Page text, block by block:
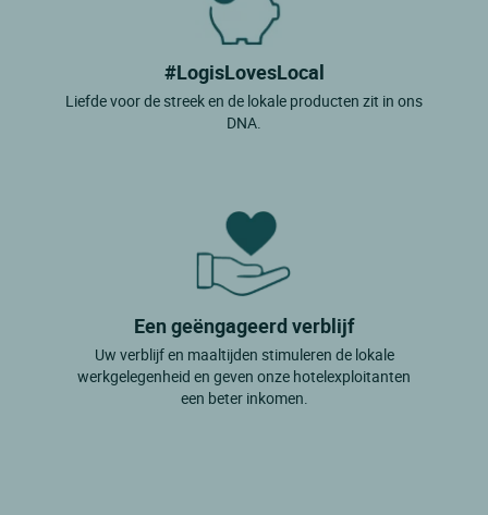
#LogisLovesLocal
Liefde voor de streek en de lokale producten zit in ons
DNA.
Een geëngageerd verblijf
Uw verblijf en maaltijden stimuleren de lokale
werkgelegenheid en geven onze hotelexploitanten
een beter inkomen.